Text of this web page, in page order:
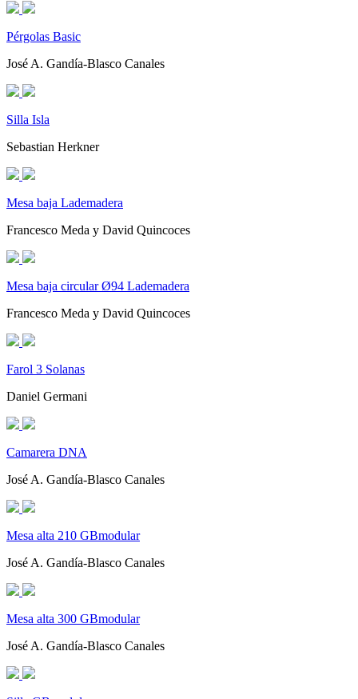
Pérgolas Basic
José A. Gandía-Blasco Canales
Silla Isla
Sebastian Herkner
Mesa baja Lademadera
Francesco Meda y David Quincoces
Mesa baja circular Ø94 Lademadera
Francesco Meda y David Quincoces
Farol 3 Solanas
Daniel Germani
Camarera DNA
José A. Gandía-Blasco Canales
Mesa alta 210 GBmodular
José A. Gandía-Blasco Canales
Mesa alta 300 GBmodular
José A. Gandía-Blasco Canales